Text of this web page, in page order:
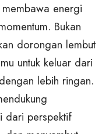
energi
Bukan
dorongan lembut
untuk keluar dari
lebih ringan.
dari perspektif